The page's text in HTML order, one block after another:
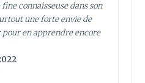
connaisseuse dans son
une forte envie de
en apprendre encore